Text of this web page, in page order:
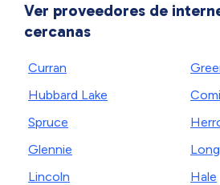
Ver proveedores de
cercanas
Curran
Hubbard Lake
Spruce
Glennie
Lincoln
Hale